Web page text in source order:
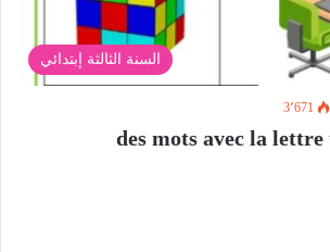
السنة الثالثة إبتدائي
3٬671
des mots avec la lettre